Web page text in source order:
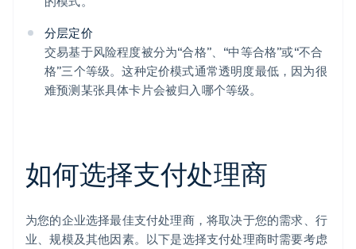
分层定价
交易基于风险程度被分为“合格”、“中等合格”或“不合
格”三个等级。这种定价模式通常透明度最低，因为很
难预测某张具体卡片会被归入哪个等级。
如何选择支付处理商
为您的企业选择最佳支付处理商，将取决于您的需求、行
业、规模及其他因素。以下是选择支付处理商时需要考虑